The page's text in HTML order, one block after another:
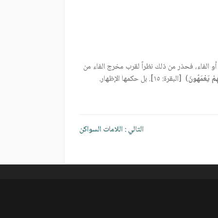
أو الفاء، فحذر من ذلك نظراً لقرب مخرج الفاء من
يَعْمَهُونَ) [البقرة: ١٥]. بل حكمها الإظهار.
التالي : اللامات السواكن